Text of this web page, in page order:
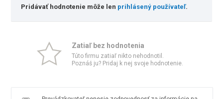
Pridávať hodnotenie môže len prihlásený používateľ.
Zatiaľ bez hodnotenia
Túto firmu zatiaľ nikto nehodnotil.
Poznáš ju? Pridaj k nej svoje hodnotenie.